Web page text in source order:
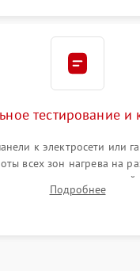
тестирование и
к электросети или
всех зон нагрева на
управления,
тепла и систем защиты
Подробнее